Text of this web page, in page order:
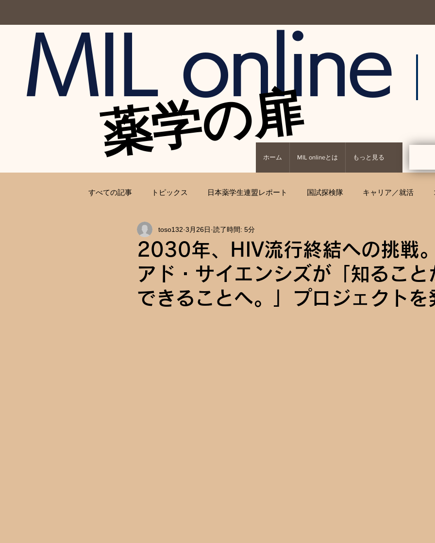
MIL online
薬学の扉
薬学の扉
ホーム MIL onlineとは もっと見る
すべての記事 トピックス 日本薬学生連盟レポート 国試探検隊 キャリア／就活
インタビュー キャンパス情報 イベント告知
2030年、HIV流行終結への挑戦
アド・サイエンシズが「知ること
できることへ。」プロジェクトを
toso132 3月26日 読了時間: 5分